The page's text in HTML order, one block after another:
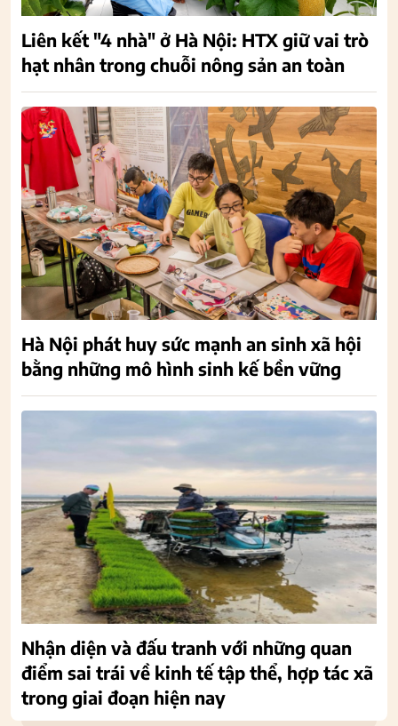
Liên kết "4 nhà" ở Hà Nội: HTX giữ vai trò
hạt nhân trong chuỗi nông sản an toàn
Hà Nội phát huy sức mạnh an sinh xã hội
bằng những mô hình sinh kế bền vững
Nhận diện và đấu tranh với những quan
điểm sai trái về kinh tế tập thể, hợp tác xã
trong giai đoạn hiện nay